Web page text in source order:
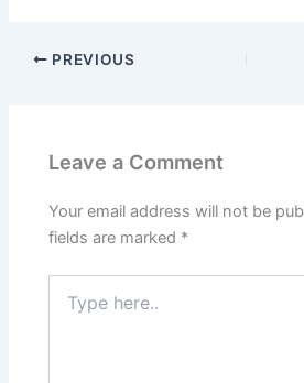
PREVIOUS
Leave a Comment
Your email address will not be
fields are marked *
here..